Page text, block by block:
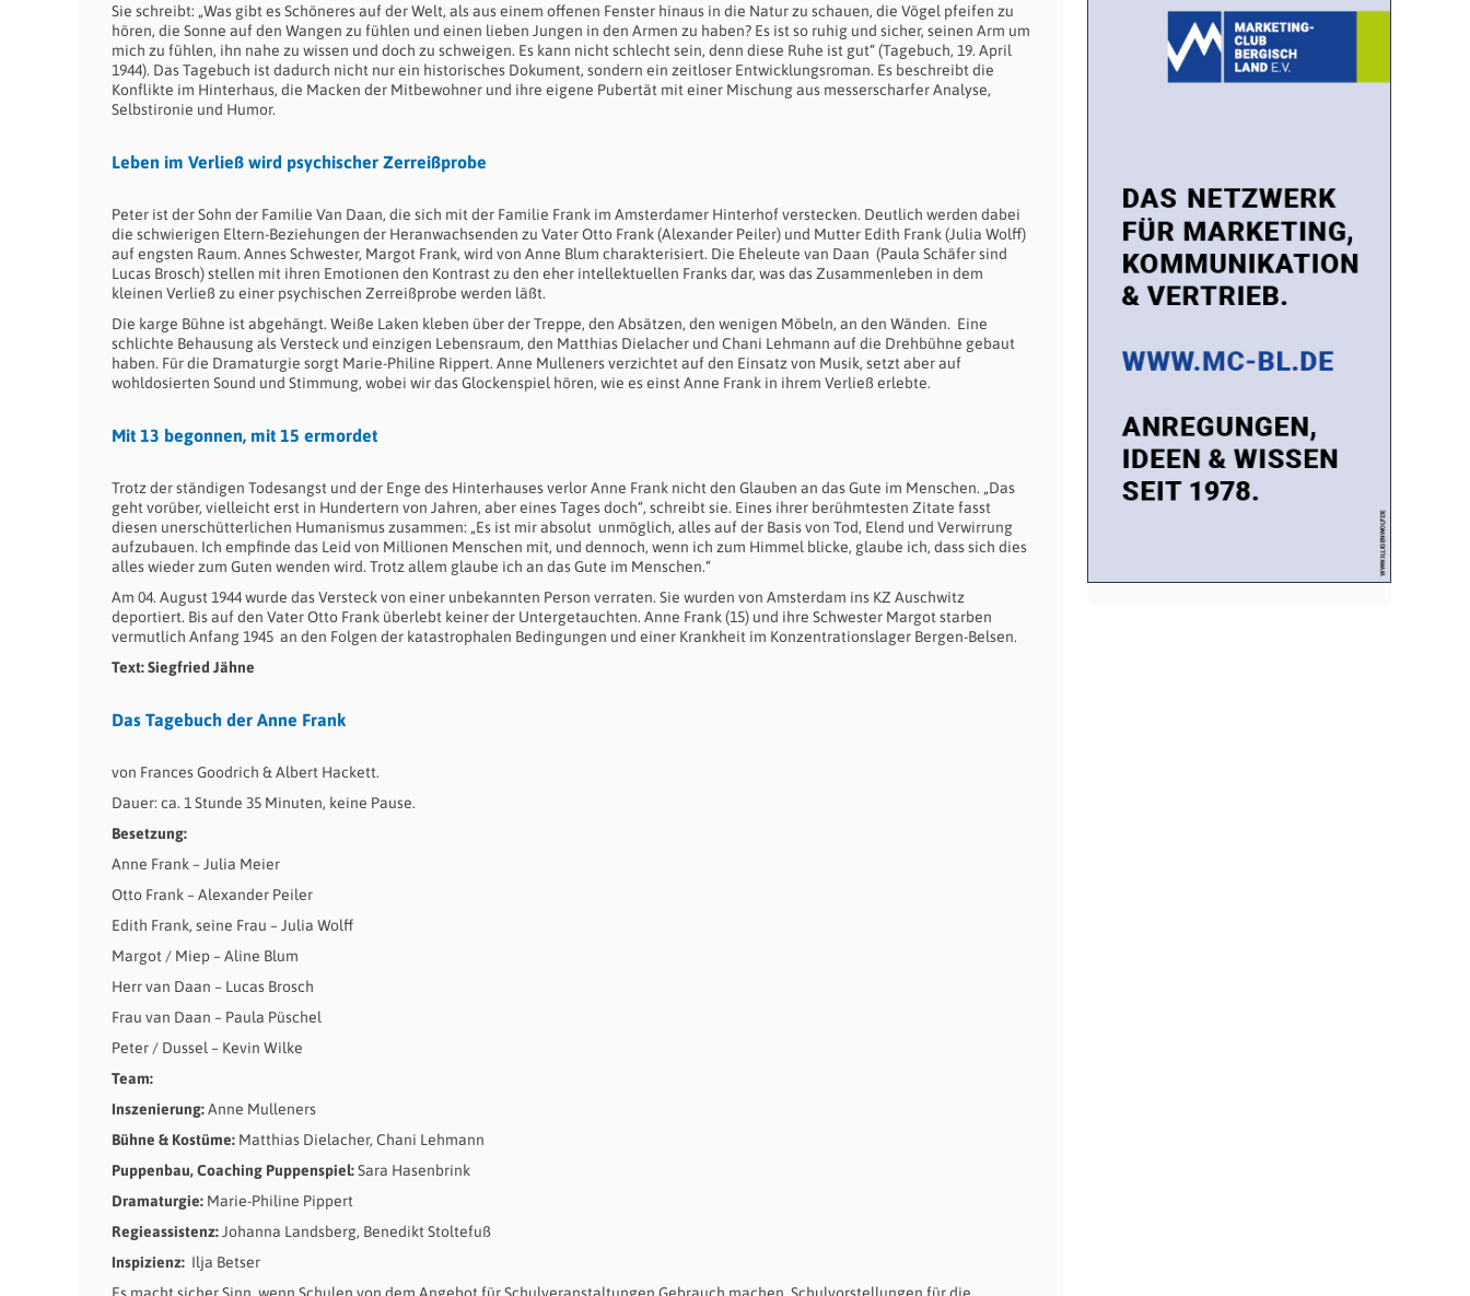
Sie schreibt: „Was gibt es Schöneres auf der Welt, als aus einem offenen Fenster hinaus in die Natur zu schauen, die Vögel pfeifen zu
hören, die Sonne auf den Wangen zu fühlen und einen lieben Jungen in den Armen zu haben? Es ist so ruhig und sicher, seinen Arm um
mich zu fühlen, ihn nahe zu wissen und doch zu schweigen. Es kann nicht schlecht sein, denn diese Ruhe ist gut“ (Tagebuch, 19. April
1944). Das Tagebuch ist dadurch nicht nur ein historisches Dokument, sondern ein zeitloser Entwicklungsroman. Es beschreibt die
Konflikte im Hinterhaus, die Macken der Mitbewohner und ihre eigene Pubertät mit einer Mischung aus messerscharfer Analyse,
Selbstironie und Humor.
Leben im Verließ wird psychischer Zerreißprobe
Peter ist der Sohn der Familie Van Daan, die sich mit der Familie Frank im Amsterdamer Hinterhof verstecken. Deutlich werden dabei
die schwierigen Eltern-Beziehungen der Heranwachsenden zu Vater Otto Frank (Alexander Peiler) und Mutter Edith Frank (Julia Wolff)
auf engsten Raum. Annes Schwester, Margot Frank, wird von Anne Blum charakterisiert. Die Eheleute van Daan (Paula Schäfer sind
Lucas Brosch) stellen mit ihren Emotionen den Kontrast zu den eher intellektuellen Franks dar, was das Zusammenleben in dem
kleinen Verließ zu einer psychischen Zerreißprobe werden läßt.
Die karge Bühne ist abgehängt. Weiße Laken kleben über der Treppe, den Absätzen, den wenigen Möbeln, an den Wänden. Eine
schlichte Behausung als Versteck und einzigen Lebensraum, den Matthias Dielacher und Chani Lehmann auf die Drehbühne gebaut
haben. Für die Dramaturgie sorgt Marie-Philine Rippert. Anne Mulleners verzichtet auf den Einsatz von Musik, setzt aber auf
wohldosierten Sound und Stimmung, wobei wir das Glockenspiel hören, wie es einst Anne Frank in ihrem Verließ erlebte.
Mit 13 begonnen, mit 15 ermordet
Trotz der ständigen Todesangst und der Enge des Hinterhauses verlor Anne Frank nicht den Glauben an das Gute im Menschen. „Das
geht vorüber, vielleicht erst in Hundertern von Jahren, aber eines Tages doch“, schreibt sie. Eines ihrer berühmtesten Zitate fasst
diesen unerschütterlichen Humanismus zusammen: „Es ist mir absolut unmöglich, alles auf der Basis von Tod, Elend und Verwirrung
aufzubauen. Ich empfinde das Leid von Millionen Menschen mit, und dennoch, wenn ich zum Himmel blicke, glaube ich, dass sich dies
alles wieder zum Guten wenden wird. Trotz allem glaube ich an das Gute im Menschen.“
Am 04. August 1944 wurde das Versteck von einer unbekannten Person verraten. Sie wurden von Amsterdam ins KZ Auschwitz
deportiert. Bis auf den Vater Otto Frank überlebt keiner der Untergetauchten. Anne Frank (15) und ihre Schwester Margot starben
vermutlich Anfang 1945 an den Folgen der katastrophalen Bedingungen und einer Krankheit im Konzentrationslager Bergen-Belsen.
Text: Siegfried Jähne
Das Tagebuch der Anne Frank
von Frances Goodrich & Albert Hackett.
Dauer: ca. 1 Stunde 35 Minuten, keine Pause.
Besetzung:
Anne Frank – Julia Meier
Otto Frank – Alexander Peiler
Edith Frank, seine Frau – Julia Wolff
Margot / Miep – Aline Blum
Herr van Daan – Lucas Brosch
Frau van Daan – Paula Püschel
Peter / Dussel – Kevin Wilke
Team:
Inszenierung:Anne Mulleners
Bühne & Kostüme: Matthias Dielacher, Chani Lehmann
Puppenbau, Coaching Puppenspiel:Sara Hasenbrink
Dramaturgie: Marie-Philine Pippert
Regieassistenz: Johanna Landsberg, Benedikt Stoltefuß
Inspizienz: Ilja Betser